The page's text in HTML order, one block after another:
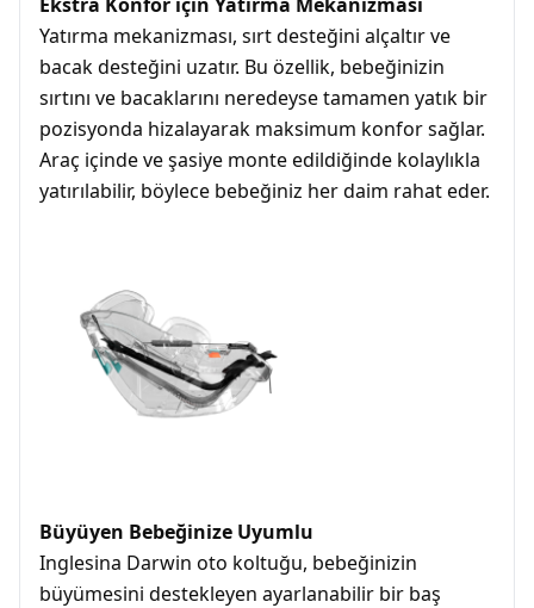
Yatırma mekanizması, sırt desteğini alçaltır ve
bacak desteğini uzatır. Bu özellik, bebeğinizin
sırtını ve bacaklarını neredeyse tamamen yatık bir
pozisyonda hizalayarak maksimum konfor sağlar.
Araç içinde ve şasiye monte edildiğinde kolaylıkla
yatırılabilir, böylece bebeğiniz her daim rahat eder.
Büyüyen Bebeğinize Uyumlu
Inglesina Darwin oto koltuğu, bebeğinizin
büyümesini destekleyen ayarlanabilir bir baş